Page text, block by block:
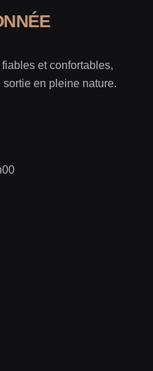
et confortables,
en pleine nature.